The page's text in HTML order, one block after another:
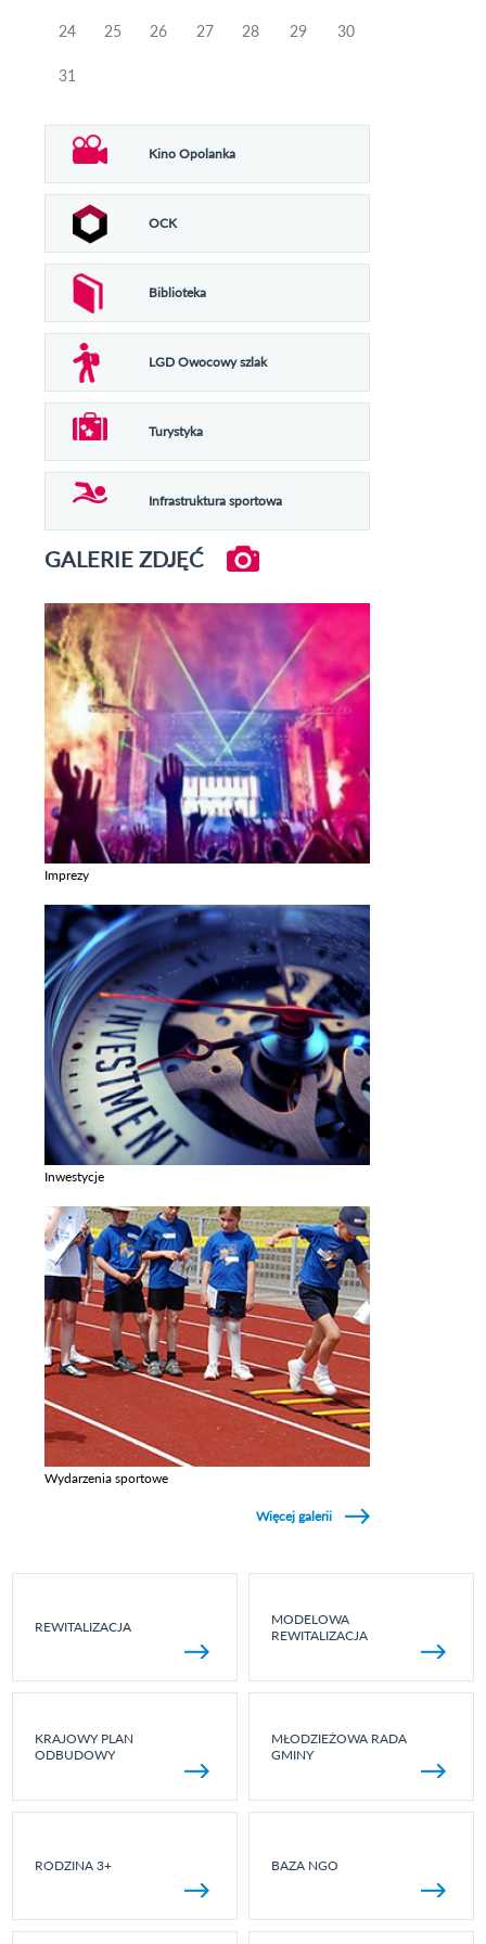
24 25 26 27 28 29 30
31
Kino Opolanka
OCK
Biblioteka
LGD Owocowy szlak
Turystyka
Infrastruktura sportowa
GALERIE ZDJĘĆ
Imprezy
Inwestycje
Wydarzenia sportowe
Więcej galerii
REWITALIZACJA
MODELOWA
REWITALIZACJA
KRAJOWY PLAN
ODBUDOWY
MŁODZIEŻOWA RADA
GMINY
RODZINA 3+ BAZA NGO